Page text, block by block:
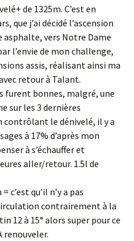
de 1325m. C’est en
que j’ai décidé l’ascension
asphalte, vers Notre Dame
l’envie de mon challenge,
assis, réalisant ainsi ma
retour à Talant.
furent bonnes, malgré, une
sur les 3 dernières
contrôlant le dénivelé, il y a
à 17% d’après mon
à s’échauffer et
aller/retour. 1.5l de
c’est qu’il n’y a pas
contrairement à la
12 à 15° alors super pour ce
renouveler.